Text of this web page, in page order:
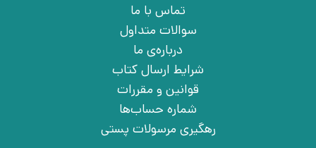
تماس با ما
سوالات متداول
درباره‌ی ما
شرایط ارسال کتاب
قوانین و مقررات
شماره حساب‌ها
رهگیری مرسولات پستی